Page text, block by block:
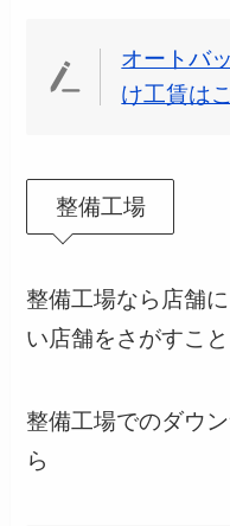
オートバ
け工賃は
整備工場
整備工場なら店舗
い店舗をさがすこと
整備工場でのダウ
ら